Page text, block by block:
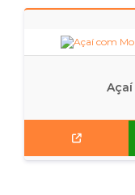
Açaí